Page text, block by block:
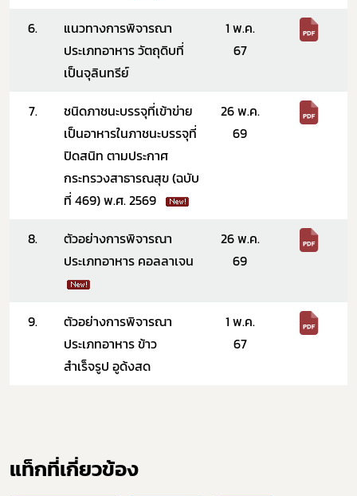
6.
แนวทางการพิจารณา
ประเภทอาหาร วัตถุดิบที่
เป็นจุลินทรีย์
1 พ.ค.
67
7.
ชนิดภาชนะบรรจุที่เข้าข่าย
เป็นอาหารในภาชนะบรรจุที่
ปิดสนิท ตามประกาศ
กระทรวงสาธารณสุข (ฉบับ
ที่ 469) พ.ศ. 2569
26 พ.ค.
69
8.
ตัวอย่างการพิจารณา
ประเภทอาหาร คอลลาเจน
26 พ.ค.
69
9.
ตัวอย่างการพิจารณา
ประเภทอาหาร ข้าว
สำเร็จรูป อูด้งสด
1 พ.ค.
67
แท็กที่เกี่ยวข้อง